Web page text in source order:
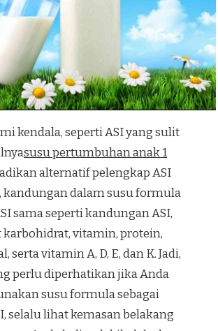
kendala, seperti ASI yang sulit
susu pertumbuhan anak 1
alternatif pelengkap ASI
kandungan dalam susu formula
sama seperti kandungan ASI,
karbohidrat, vitamin, protein,
serta vitamin A, D, E, dan K. Jadi,
perlu diperhatikan jika Anda
susu formula sebagai
selalu lihat kemasan belakang